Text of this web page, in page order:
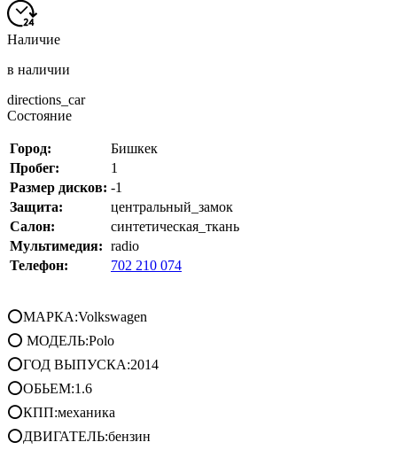
Наличие
в наличии
directions_car
Состояние
Город:
Бишкек
Пробег:
1
Размер дисков: -1
Защита:
центральный_замок
Салон:
синтетическая_ткань
Мультимедия: radio
Телефон:
702 210 074
⭕МАРКА:Volkswagen
⭕ МОДЕЛЬ:Polo
⭕ГОД ВЫПУСКА:2014
⭕ОБЬЕМ:1.6
⭕КПП:механика
⭕ДВИГАТЕЛЬ:бензин